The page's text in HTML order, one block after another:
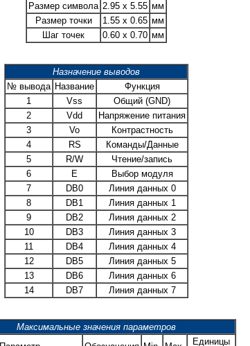
Размер символа 2.95 x 5.55 мм
Размер точки
1.55 x 0.65 мм
Шаг точек
0.60 x 0.70 мм
Назначение выводов
№ вывода Название
Функция
1
Vss
Общий (GND)
2
Vdd
Напряжение питания
3
Vo
Контрастность
4
RS
Команды/Данные
5
R/W
Чтение/запись
6
E
Выбор модуля
7
DB0
Линия данных 0
8
DB1
Линия данных 1
9
DB2
Линия данных 2
10
DB3
Линия данных 3
11
DB4
Линия данных 4
12
DB5
Линия данных 5
13
DB6
Линия данных 6
14
DB7 Линия данных 7
Максимальные значения параметров
Единицы